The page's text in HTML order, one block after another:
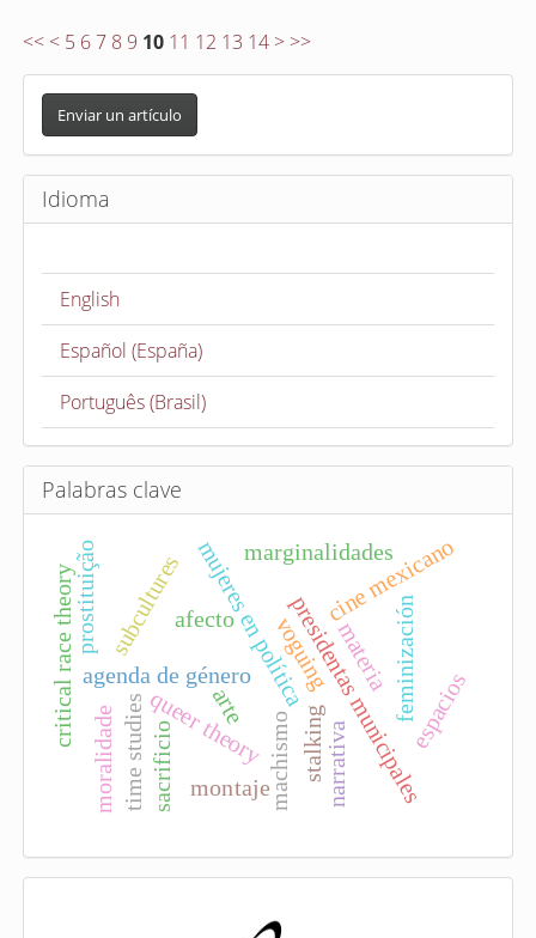
<< < 5 6 7 8 9 10 11 12 13 14 > >>
E
v
i
a
c
l
Enviar un artículo
Idioma
English
Español (España)
Português (Brasil)
Palabras clave
stalking
presidentas municipales
cine mexicano
mujeres en política
machismo
agenda de género feminización
voguing
queer theory
critical race theory
time studies
subculturesafecto materia
marginalidades
narrativa
espacios
montaje
arte
prostituição
moralidade sacrificio